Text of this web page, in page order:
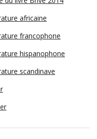
africaine
francophone
hispanophone
scandinave